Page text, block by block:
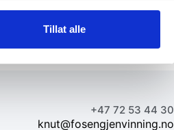
Tillat alle
+47 72 53 44 30
knut@fosengjenvinning.no